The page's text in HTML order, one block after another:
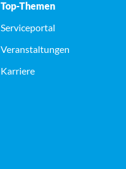
Top-Themen
Serviceportal
Veranstaltungen
Karriere